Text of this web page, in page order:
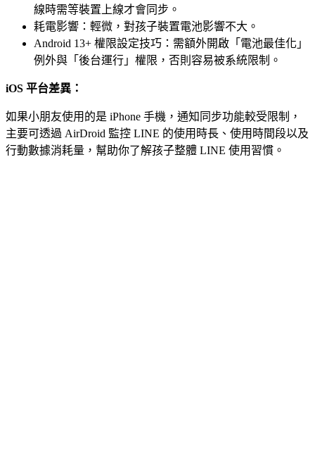
線時需等裝置上線才會同步。
耗電影響：輕微，對孩子裝置電池影響不大。
Android 13+ 權限設定技巧：需額外開啟「電池最佳化」
例外與「後台運行」權限，否則容易被系統限制。
iOS 平台差異：
如果小朋友使用的是 iPhone 手機，通知同步功能較受限制，
主要可透過 AirDroid 監控 LINE 的使用時長、使用時間段以及
行動數據消耗量，幫助你了解孩子整體 LINE 使用習慣。